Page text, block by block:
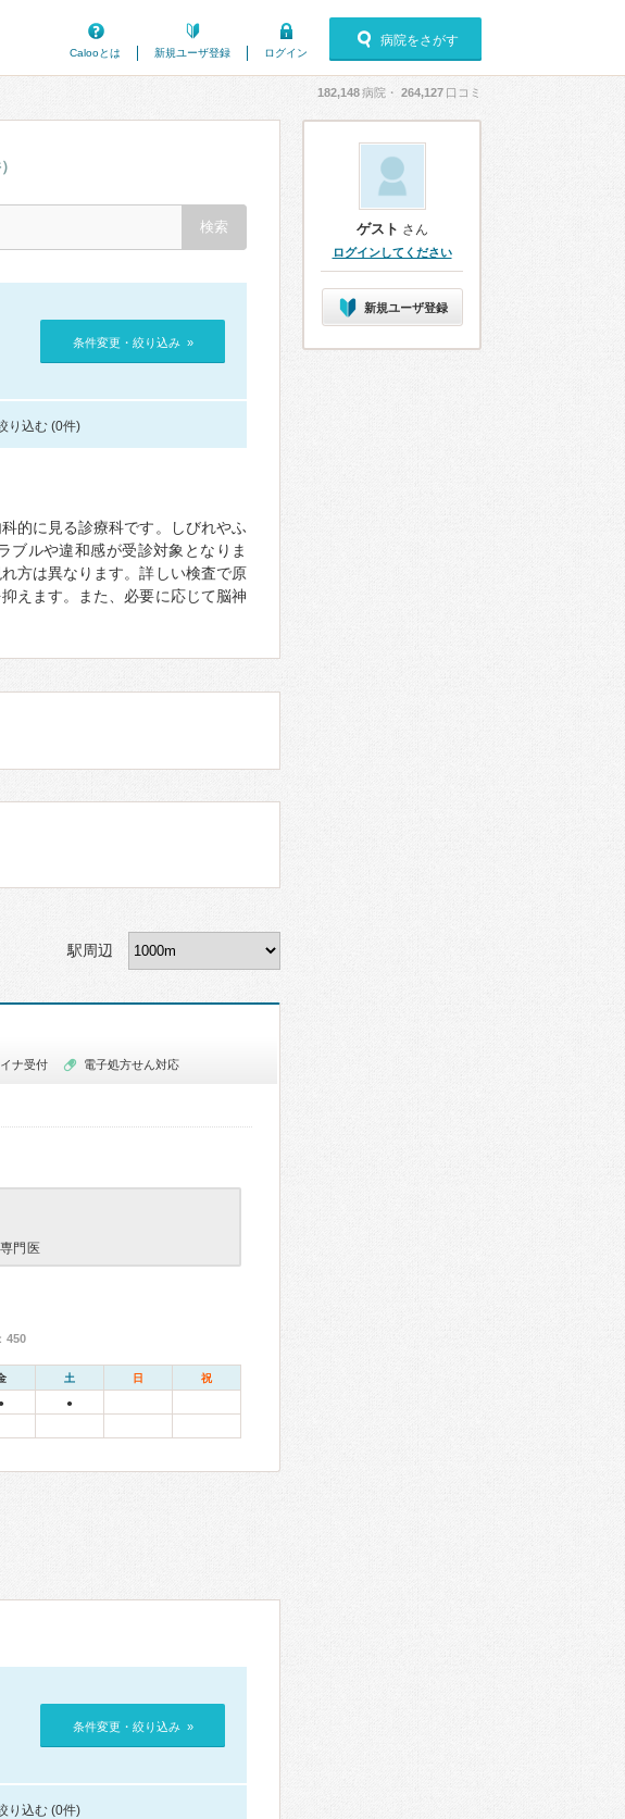
Calooとは
新規ユーザ登録 ログイン
病院をさがす
182,148病院・ 264,127 口コミ
条件変更・絞り込み »
り込む (0件)
的に見る診療科です。しびれやふ
ブルや違和感が受診対象となりま
方は異なります。詳しい検査で原
えます。また、必要に応じて脳神
駅周辺
ナ受付 電子処方せん対応
門医
450
土 日 祝
● ●
条件変更・絞り込み »
り込む (0件)
ゲスト さん
ログインしてください
新規ユーザ登録